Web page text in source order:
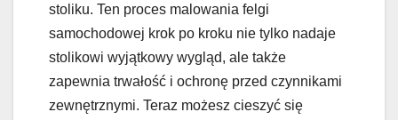
stoliku. Ten proces malowania felgi
samochodowej krok po kroku nie tylko nadaje
stolikowi wyjątkowy wygląd, ale także
zapewnia trwałość i ochronę przed czynnikami
zewnętrznymi. Teraz możesz cieszyć się